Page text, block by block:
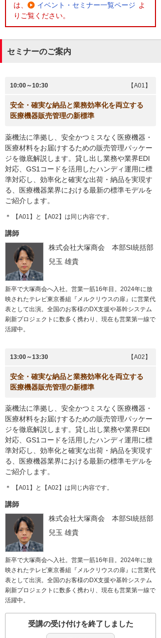
は、
イベント・セミナー一覧ページ よ
りご覧ください。
セミナーのご案内
10:00～10:30 【A01】
安全・確実な納品と業務効率化を両立する
医療機器販売管理の新標準
薬機法に準拠し、安全かつミスなく医療機器・
医療材料をお届けするための販売管理パッケー
ジを徹底解説します。貸し出し業務や業界EDI
対応、GS1コードを活用したハンディ運用に標
準対応し、効率化と確実な出荷・納品を実現す
る、医療機器業界における最新の標準モデルを
ご紹介します。
＊ 【A01】と【A02】は同じ内容です。
講師
株式会社大塚商会 本部SI統括部
兒玉 雄貴
新卒で大塚商会へ入社。営業一筋16年目。2024年に放
映されたテレビ東京番組『メルクリウスの扉』に営業代
表として出演。全国のお客様のDX支援や基幹システム
刷新プロジェクトに数多く携わり、現在も営業第一線で
活躍中。
13:00～13:30 【A02】
安全・確実な納品と業務効率化を両立する
医療機器販売管理の新標準
薬機法に準拠し、安全かつミスなく医療機器・
医療材料をお届けするための販売管理パッケー
ジを徹底解説します。貸し出し業務や業界EDI
対応、GS1コードを活用したハンディ運用に標
準対応し、効率化と確実な出荷・納品を実現す
る、医療機器業界における最新の標準モデルを
ご紹介します。
＊ 【A01】と【A02】は同じ内容です。
講師
株式会社大塚商会 本部SI統括部
兒玉 雄貴
新卒で大塚商会へ入社。営業一筋16年目。2024年に放
映されたテレビ東京番組『メルクリウスの扉』に営業代
表として出演。全国のお客様のDX支援や基幹システム
刷新プロジェクトに数多く携わり、現在も営業第一線で
活躍中。
受講の受け付けを終了しました